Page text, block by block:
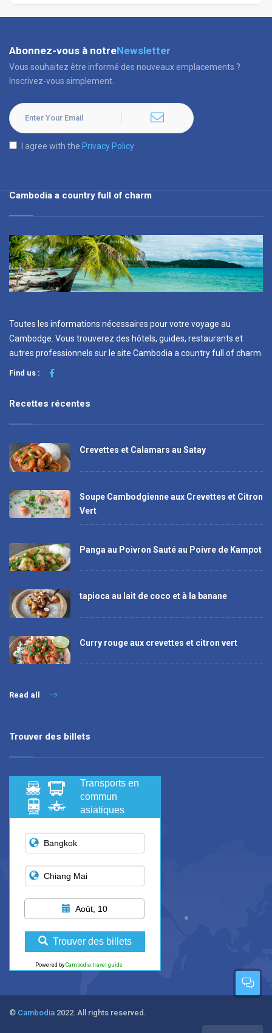
Abonnez-vous à notreNewsletter
Vous souhaitez être informé des nouveaux emplacements ?
Inscrivez-vous simplement.
I agree with the Privacy Policy
Cambodia a country full of charm
Toutes les informations nécessaires pour votre voyage au
Cambodge. Vous trouverez des hôtels, guides, restaurants et
autres professionnels sur le site Cambodia a country full of charm.
Find us :
Recettes récentes
Crevettes et Calamars au Satay
Soupe Cambodgienne aux Crevettes et Citron
Vert
Panga au Poivron Sauté au Poivre de Kampot
tapioca au lait de coco et à la banane
Curry rouge aux crevettes et citron vert
Read all
Trouver des billets
Transports en
commun
asiatiques
Août, 10
Trouver des billets
Powered by Cambodia travel guide
© Cambodia 2022. All rights reserved.